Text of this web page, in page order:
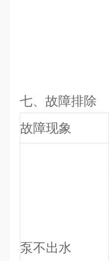
七、 故障排除
故障现象
泵不出水